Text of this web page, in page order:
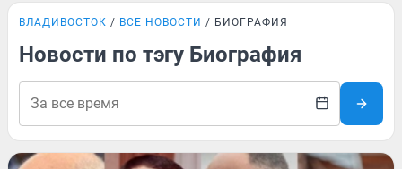
ВЛАДИВОСТОК ВСЕ НОВОСТИ БИОГРАФИЯ
Новости по тэгу Биография